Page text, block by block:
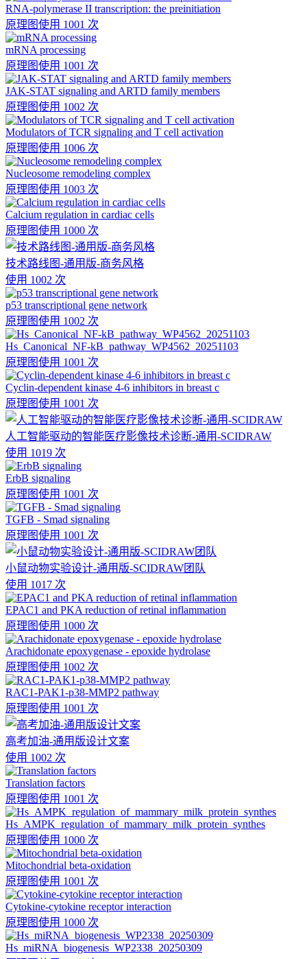
RNA-polymerase II transcription: the preinitiation
原理图使用 1001 次
mRNA processing
原理图使用 1001 次
JAK-STAT signaling and ARTD family members
原理图使用 1002 次
Modulators of TCR signaling and T cell activation
原理图使用 1006 次
Nucleosome remodeling complex
原理图使用 1003 次
Calcium regulation in cardiac cells
原理图使用 1000 次
技术路线图-通用版-商务风格
使用 1002 次
p53 transcriptional gene network
原理图使用 1002 次
Hs_Canonical_NF-kB_pathway_WP4562_20251103
原理图使用 1001 次
Cyclin-dependent kinase 4-6 inhibitors in breast c
原理图使用 1001 次
人工智能驱动的智能医疗影像技术诊断-通用-SCIDRAW
使用 1019 次
ErbB signaling
原理图使用 1001 次
TGFB - Smad signaling
原理图使用 1001 次
小鼠动物实验设计-通用版-SCIDRAW团队
使用 1017 次
EPAC1 and PKA reduction of retinal inflammation
原理图使用 1000 次
Arachidonate epoxygenase - epoxide hydrolase
原理图使用 1002 次
RAC1-PAK1-p38-MMP2 pathway
原理图使用 1001 次
高考加油-通用版设计文案
使用 1002 次
Translation factors
原理图使用 1001 次
Hs_AMPK_regulation_of_mammary_milk_protein_synthes
原理图使用 1000 次
Mitochondrial beta-oxidation
原理图使用 1001 次
Cytokine-cytokine receptor interaction
原理图使用 1000 次
Hs_miRNA_biogenesis_WP2338_20250309